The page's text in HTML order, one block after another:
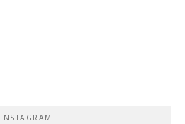
INSTAGRAM